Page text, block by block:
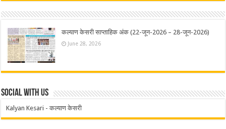
कल्याण केसरी साप्ताहिक अंक (22-जून-2026 – 28-जून-2026)
June 28, 2026
Social With Us
Kalyan Kesari - कल्याण केसरी